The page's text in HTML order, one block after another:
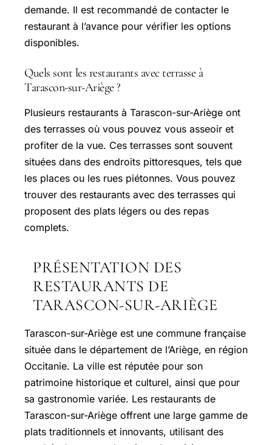
demande. Il est recommandé de contacter le
restaurant à l’avance pour vérifier les options
disponibles.
Quels sont les restaurants avec terrasse à
Tarascon-sur-Ariège ?
Plusieurs restaurants à Tarascon-sur-Ariège ont
des terrasses où vous pouvez vous asseoir et
profiter de la vue. Ces terrasses sont souvent
situées dans des endroits pittoresques, tels que
les places ou les rues piétonnes. Vous pouvez
trouver des restaurants avec des terrasses qui
proposent des plats légers ou des repas
complets.
PRÉSENTATION DES
RESTAURANTS DE
TARASCON-SUR-ARIÈGE
Tarascon-sur-Ariège est une commune française
située dans le département de l’Ariège, en région
Occitanie. La ville est réputée pour son
patrimoine historique et culturel, ainsi que pour
sa gastronomie variée. Les restaurants de
Tarascon-sur-Ariège offrent une large gamme de
plats traditionnels et innovants, utilisant des